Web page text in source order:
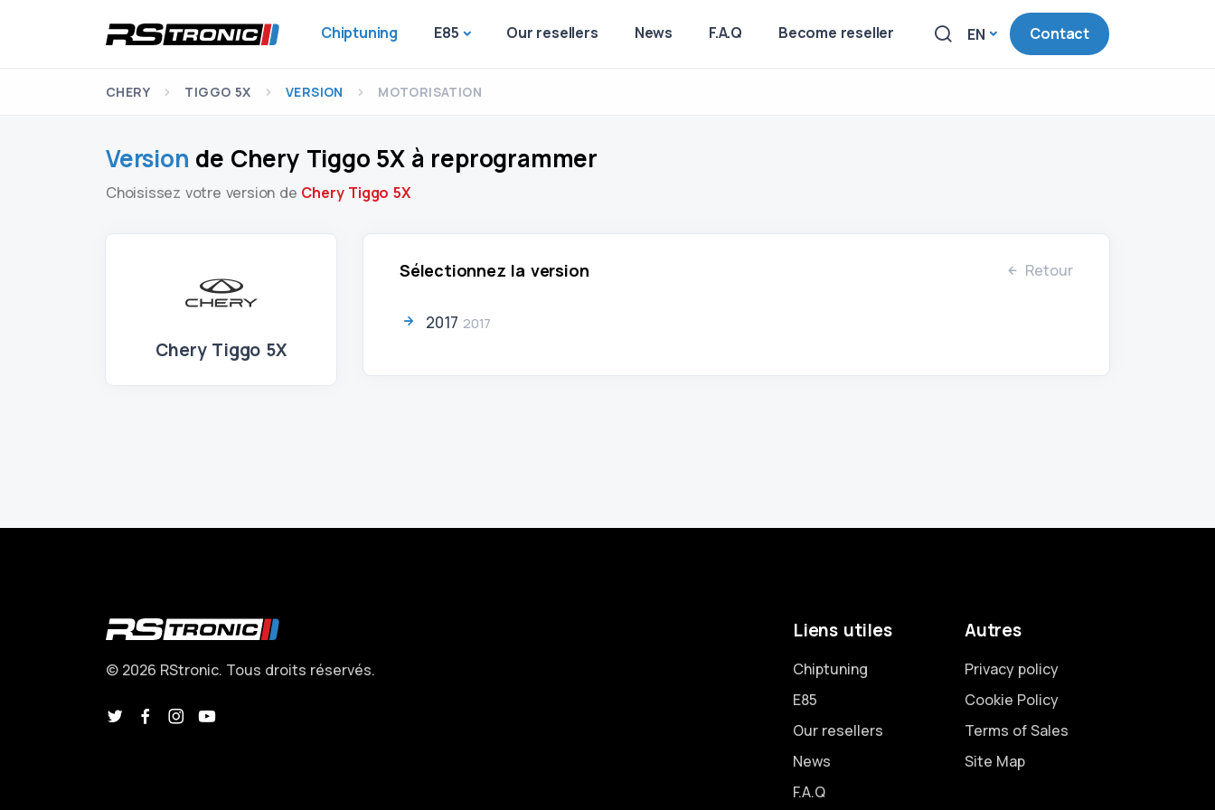
Chiptuning E85 Our resellers News F.A.Q Become reseller EN Contact
CHERY TIGGO 5X VERSION MOTORISATION
Version de Chery Tiggo 5X à reprogrammer
Choisissez votre version de Chery Tiggo 5X
Chery Tiggo 5X
Sélectionnez la version Retour
2017 2017
© 2026 RStronic. Tous droits réservés.
Liens utiles
Chiptuning
E85
Our resellers
News
F.A.Q
Autres
Privacy policy
Cookie Policy
Terms of Sales
Site Map